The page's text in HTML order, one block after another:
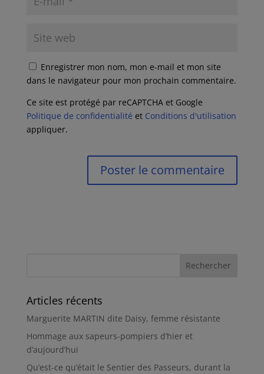
Enregistrer mon nom, mon e-mail et mon site
dans le navigateur pour mon prochain commentaire.
Ce site est protégé par reCAPTCHA et Google
Politique de confidentialité et Conditions d'utilisation
appliquer.
Articles récents
Marguerite MARTIN dite Daisy, femme résistante
Hommage aux sapeurs-pompiers d’hier et
d’aujourd’hui
Qu’est-ce qu’était le Sentier des Passeurs, durant la